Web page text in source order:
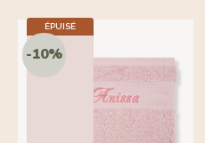
5.5 X 7.9 IN
ÉPUISÉ